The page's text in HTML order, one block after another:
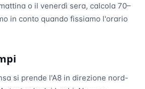
o il venerdì sera, calcola 70–
in conto quando fissiamo l'orario
si prende l'A8 in direzione nord-